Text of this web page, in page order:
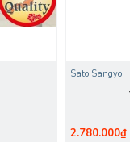
Sato Sangyo
2.780.000₫ -